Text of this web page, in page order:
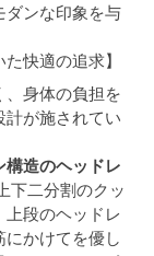
ダンな印象を与
快適の追求】
、身体の負担を
が施されてい
構造のヘッドレ
下二分割のクッ
段のヘッドレ
かけてを優し